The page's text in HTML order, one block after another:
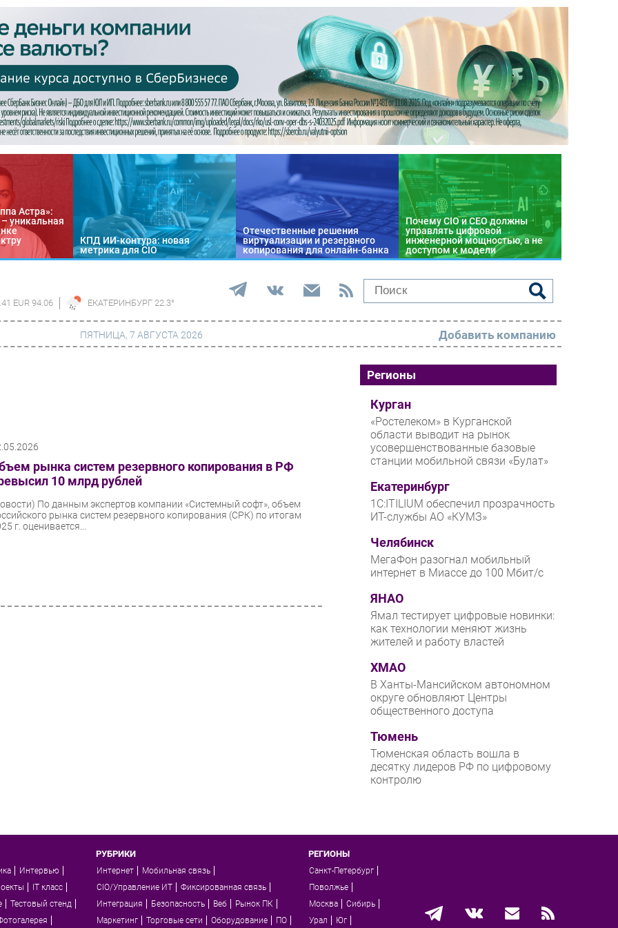
Астра»:
уникальная
КПД ИИ-контура: новая
метрика для CIO
Отечественные решения
виртуализации и резервного
копирования для онлайн-банка
Почему CIO и CEO должны
управлять цифровой
инженерной мощностью, а не
доступом к модели
EUR 94.06 ЕКАТЕРИНБУРГ 22.3°
Инновации
CIO/Управление ИТ
Гаджеты
РАЗДЕЛЫ
Новости
Аналитика
Интервью
Проекты
IT класс
Тестовый стенд
Каталог компаний
ПЯТНИЦА, 7 АВГУСТА 2026 Добавить компанию
рынка систем резервного копирования в РФ
10 млрд рублей
По данным экспертов компании «Системный софт», объем
рынка систем резервного копирования (СРК) по итогам
г. оценивается...
Регионы
Курган
«Ростелеком» в Курганской
области выводит на рынок
усовершенствованные базовые
станции мобильной связи «Булат»
Екатеринбург
1С:ITILIUM обеспечил прозрачность
ИТ-службы АО «КУМЗ»
Челябинск
МегаФон разогнал мобильный
интернет в Миассе до 100 Мбит/с
ЯНАО
Ямал тестирует цифровые новинки:
как технологии меняют жизнь
жителей и работу властей
ХМАО
В Ханты-Мансийском автономном
округе обновляют Центры
общественного доступа
Тюмень
Тюменская область вошла в
десятку лидеров РФ по цифровому
контролю
Интервью
IT класс
Тестовый стенд
РУБРИКИ
Интернет
Мобильная связь
CIO/Управление ИТ
Фиксированная связь
Интеграция
Безопасность Веб
Рынок ПК
Маркетинг
Торговые сети Оборудование ПО
РЕГИОНЫ
Санкт-Петербург
Поволжье
Москва
Сибирь
Урал
Юг